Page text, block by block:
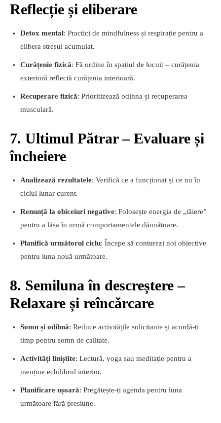
Reflecție și eliberare
Detox mental: Practici de mindfulness și respirație pentru a
elibera stresul acumulat.
Curățenie fizică: Fă ordine în spațiul de locuit – curățenia
exterioră reflectă curățenia interioară.
Recuperare fizică: Prioritizează odihna și recuperarea
musculară.
7. Ultimul Pătrar – Evaluare și
încheiere
Analizează rezultatele: Verifică ce a funcționat și ce nu în
ciclul lunar curent.
Renunță la obiceiuri negative: Folosește energia de „tăiere”
pentru a lăsa în urmă comportamentele dăunătoare.
Planifică următorul ciclu: Începe să conturezi noi obiective
pentru luna nouă următoare.
8. Semiluna în descreștere –
Relaxare și reîncărcare
Somn și odihnă: Reduce activitățile solicitante și acordă-ți
timp pentru somn de calitate.
Activități liniștite: Lectură, yoga sau meditație pentru a
menține echilibrul interior.
Planificare ușoară: Pregătește-ți agenda pentru luna
următoare fără presiune.